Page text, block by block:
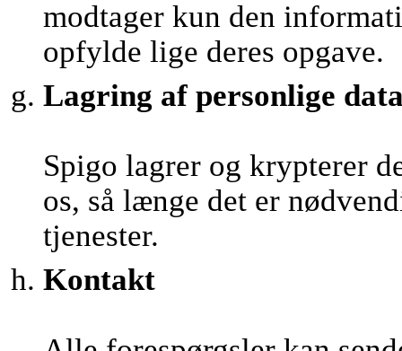
modtager kun den
opfylde lige deres opgave.
Lagring af personlige
Spigo lagrer og krypterer
os, så længe det er
tjenester.
Kontakt